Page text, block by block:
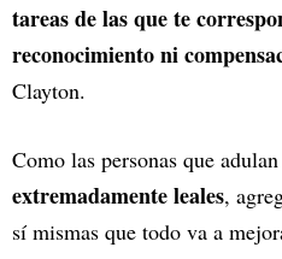
tareas de las que te
reconocimiento ni
Clayton.
Como las personas que
extremadamente leales,
sí mismas que todo va a